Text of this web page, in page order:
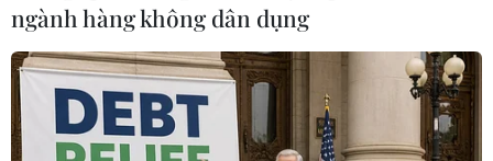
#Bộ Quốc phòng Nga #RVSN
#Tên lửa
#Tấn công mạng
#Hacker
#Lực lượng vũ trang
Nga
ngành hàng không dân dụng